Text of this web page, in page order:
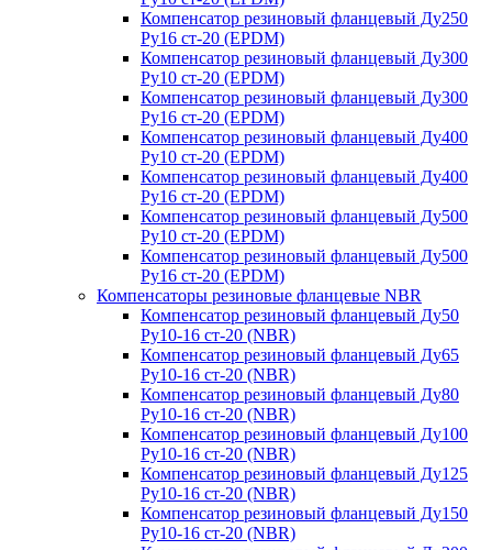
Компенсатор резиновый фланцевый Ду250
Ру16 ст-20 (EPDM)
Компенсатор резиновый фланцевый Ду300
Ру10 ст-20 (EPDM)
Компенсатор резиновый фланцевый Ду300
Ру16 ст-20 (EPDM)
Компенсатор резиновый фланцевый Ду400
Ру10 ст-20 (EPDM)
Компенсатор резиновый фланцевый Ду400
Ру16 ст-20 (EPDM)
Компенсатор резиновый фланцевый Ду500
Ру10 ст-20 (EPDM)
Компенсатор резиновый фланцевый Ду500
Ру16 ст-20 (EPDM)
Компенсаторы резиновые фланцевые NBR
Компенсатор резиновый фланцевый Ду50
Ру10-16 ст-20 (NBR)
Компенсатор резиновый фланцевый Ду65
Ру10-16 ст-20 (NBR)
Компенсатор резиновый фланцевый Ду80
Ру10-16 ст-20 (NBR)
Компенсатор резиновый фланцевый Ду100
Ру10-16 ст-20 (NBR)
Компенсатор резиновый фланцевый Ду125
Ру10-16 ст-20 (NBR)
Компенсатор резиновый фланцевый Ду150
Ру10-16 ст-20 (NBR)